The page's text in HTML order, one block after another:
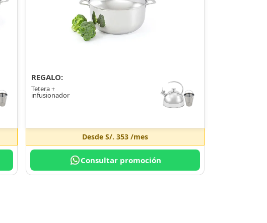
REGALO:
Tetera +
infusionador
DesdeS/. 353 /mes
Consultar promoción